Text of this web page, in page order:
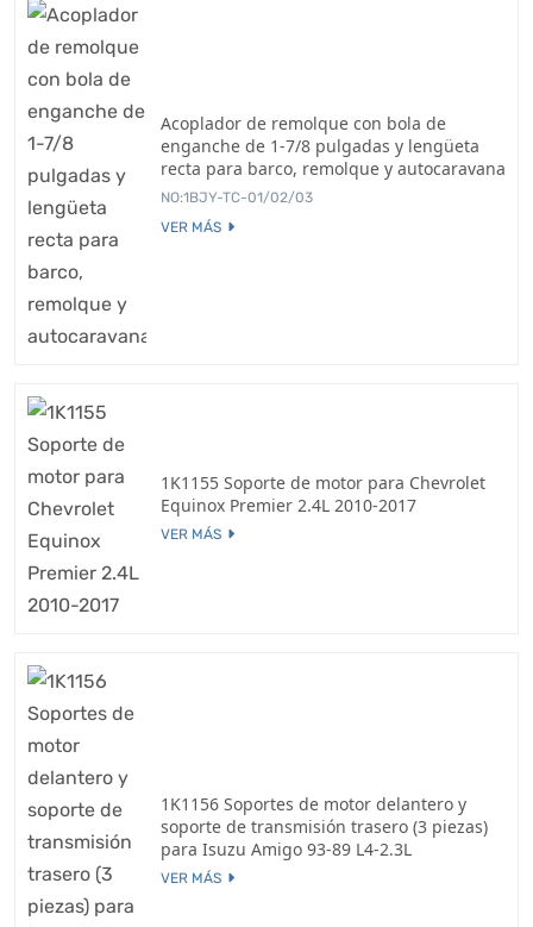
Acoplador de remolque con bola de
enganche de 1-7/8 pulgadas y lengüeta
recta para barco, remolque y autocaravana
NO:1BJY-TC-01/02/03
VER MÁS
1K1155 Soporte de motor para Chevrolet
Equinox Premier 2.4L 2010-2017
VER MÁS
1K1156 Soportes de motor delantero y
soporte de transmisión trasero (3 piezas)
para Isuzu Amigo 93-89 L4-2.3L
VER MÁS